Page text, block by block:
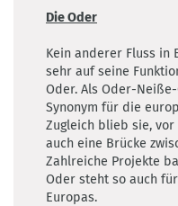
Die Oder
Kein anderer Fluss in
sehr auf seine
Oder. Als Oder-
Synonym für die
Zugleich blieb sie,
auch eine Brücke
Zahlreiche Projekte
Oder steht so auch
Europas.